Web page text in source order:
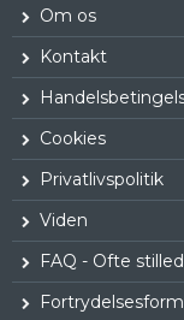
Om os
Kontakt
Cookies
Privatlivspolitik
Viden
FAQ - Ofte